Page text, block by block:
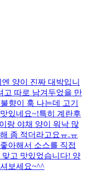
양이 진짜 대박입니
고 따로 남겨두었을 만
향이 훅 나는데 고기
있네요~!특히 계란후
랑 야채 양이 워낙 많
좀 적더라고요ㅠ.ㅠ
아해서 소스를 직접
고 맛있었습니다! 양
보세요~^^